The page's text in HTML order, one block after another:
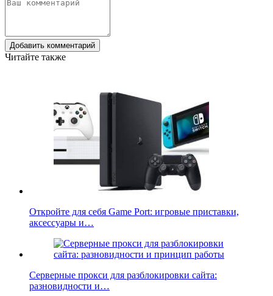
Добавить комментарий
Читайте также
Откройте для себя Game Port: игровые приставки,
аксессуары и…
Серверные прокси для разблокировки сайта:
разновидности и…